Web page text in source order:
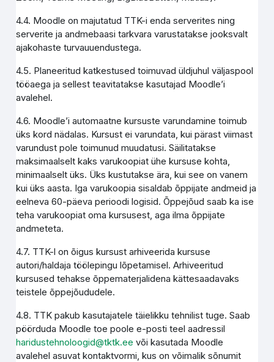
4.4. Moodle on majutatud TTK-i enda serverites ning
serverite ja andmebaasi tarkvara varustatakse jooksvalt
ajakohaste turvauuendustega.
4.5. Planeeritud katkestused toimuvad üldjuhul väljaspool
tööaega ja sellest teavitatakse kasutajad Moodle’i
avalehel.
4.6. Moodle’i automaatne kursuste varundamine toimub
üks kord nädalas. Kursust ei varundata, kui pärast viimast
varundust pole toimunud muudatusi. Säilitatakse
maksimaalselt kaks varukoopiat ühe kursuse kohta,
minimaalselt üks. Üks kustutakse ära, kui see on vanem
kui üks aasta. Iga varukoopia sisaldab õppijate andmeid ja
eelneva 60-päeva perioodi logisid. Õppejõud saab ka ise
teha varukoopiat oma kursusest, aga ilma õppijate
andmeteta.
4.7. TTK-l on õigus kursust arhiveerida kursuse
autori/haldaja töölepingu lõpetamisel. Arhiveeritud
kursused tehakse õppematerjalidena kättesaadavaks
teistele õppejõududele.
4.8. TTK pakub kasutajatele täielikku tehnilist tuge. Saab
pöörduda Moodle toe poole e-posti teel aadressil
haridustehnoloogid@tktk.ee või kasutada Moodle
avalehel asuvat kontaktvormi, kus on võimalik sõnumit